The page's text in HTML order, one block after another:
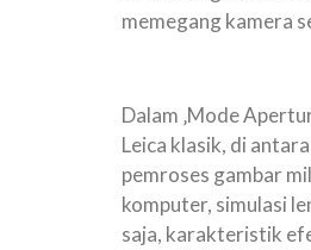
memegang kamera
Dalam ‚Mode
Leica klasik, di
pemroses gambar
komputer, simulasi
saja, karakteristik